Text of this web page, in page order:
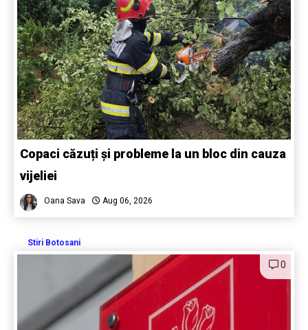
Copaci căzuți și probleme la un bloc din cauza
vijeliei
Oana Sava Aug 06, 2026
Stiri Botosani
0